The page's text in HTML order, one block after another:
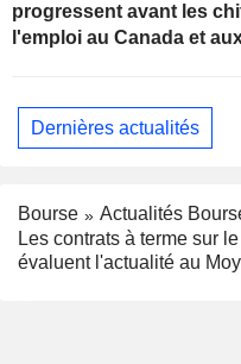
progressent avant les
l'emploi au Canada et
Dernières actualités
Bourse
Actualités
Les contrats à terme sur
évaluent l'actualité au